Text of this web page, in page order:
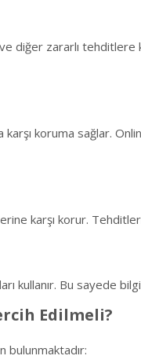
diğer zararlı
karşı koruma sağlar.
karşı korur.
Bu sayede
Edilmeli?
bulunmaktadır: